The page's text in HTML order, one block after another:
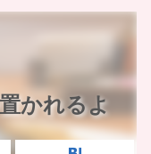
かれるよ